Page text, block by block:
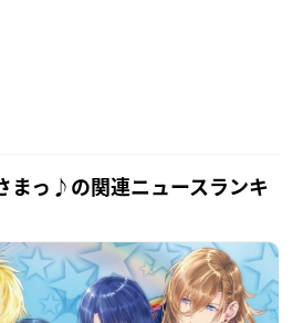
まっ♪の関連ニュースランキ